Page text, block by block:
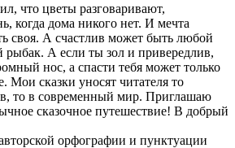
что цветы разговаривают,
когда дома никого нет. И мечта
своя. А счастлив может быть любой
рыбак. А если ты зол и привередлив,
нос, а спасти тебя может только
Мои сказки уносят читателя то
то в современный мир. Приглашаю
сказочное путешествие! В добрый
орфографии и пунктуации